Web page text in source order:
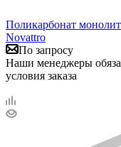
Поликарбонат
Novattro
По запросу
Наши менеджеры
условия заказа